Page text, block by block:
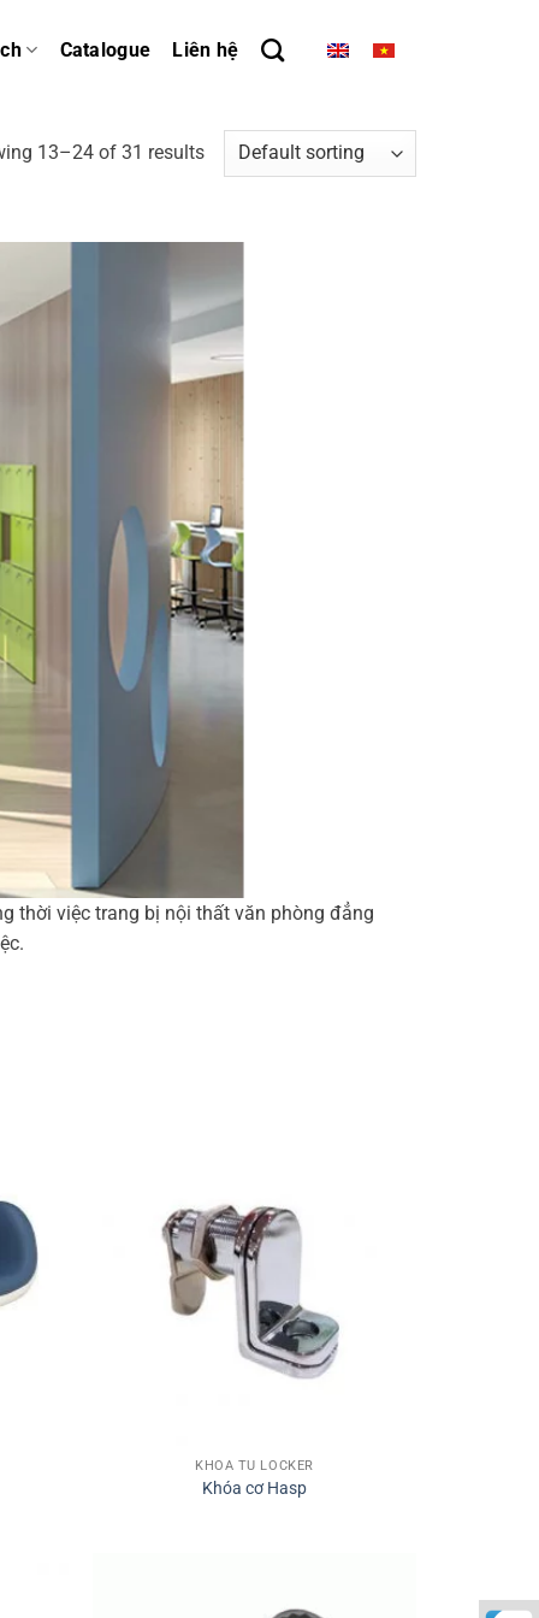
Catalogue Liên hệ
13–24 of 31 results
thời việc trang bị nội thất văn phòng đẳng
KHÓA TỦ LOCKER
Khóa cơ Hasp